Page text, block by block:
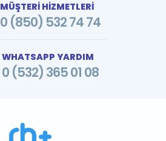
MÜŞTERİ HİZMETLERİ
0 (850) 532 74 74
WHATSAPP YARDIM
0 (532) 365 01 08